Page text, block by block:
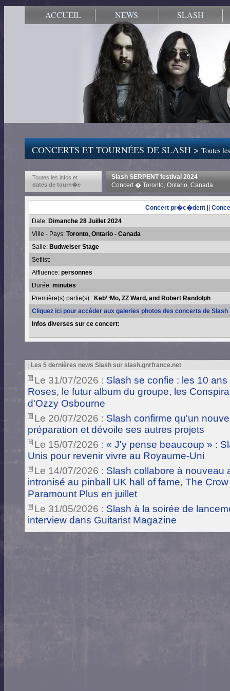
ACCUEIL NEWS SLASH
CONCERTS ET TOURNÉES DE SLASH >Toutes
Toutes les infos et
dates de tourn�e
Slash SERPENT festival 2024
Concert � Toronto, Ontario, Canada
Concert pr�c�dent
Date: Dimanche 28 Juillet 2024
Ville - Pays: Toronto, Ontario - Canada
Salle: Budweiser Stage
Setlist:
Affluence: personnes
Durée: minutes
Première(s) partie(s) : Keb’ ‘Mo, ZZ Ward, and Robert Randolph
Cliquez ici pour accéder aux galeries photos des concerts de Slash
Infos diverses sur ce concert:
Les 5 dernières news Slash sur slash.gnrfrance.net
Le 31/07/2026 : Slash se confie : les 10
Roses, le futur album du groupe, les
d'Ozzy Osbourne
Le 20/07/2026 : Slash confirme qu'un
préparation et dévoile ses autres projets
Le 15/07/2026 : « J'y pense beaucoup » :
Unis pour revenir vivre au Royaume-Uni
Le 14/07/2026 : Slash collabore à nouveau
intronisé au pinball UK hall of fame, The
Paramount Plus en juillet
Le 31/05/2026 : Slash à la soirée de
interview dans Guitarist Magazine